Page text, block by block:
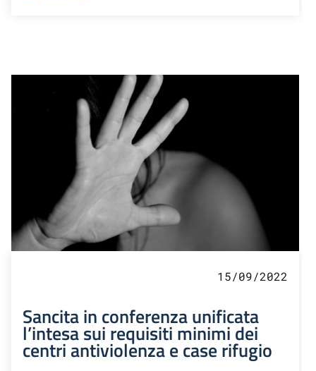
15/09/2022
Sancita in conferenza unificata
l’intesa sui requisiti minimi dei
centri antiviolenza e case rifugio